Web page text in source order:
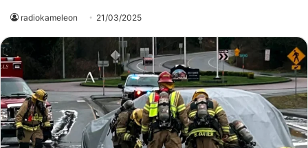
radiokameleon 21/03/2025